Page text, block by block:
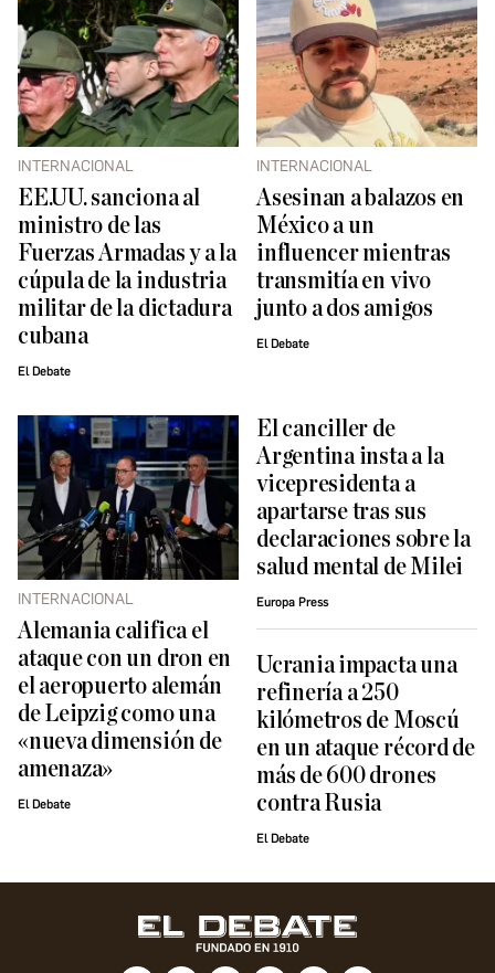
INTERNACIONAL
EE.UU. sanciona al
ministro de las
Fuerzas Armadas y a la
cúpula de la industria
militar de la dictadura
cubana
El Debate
INTERNACIONAL
Asesinan a balazos en
México a un
influencer mientras
transmitía en vivo
junto a dos amigos
El Debate
INTERNACIONAL
Alemania califica el
ataque con un dron en
el aeropuerto alemán
de Leipzig como una
«nueva dimensión de
amenaza»
El Debate
El canciller de
Argentina insta a la
vicepresidenta a
apartarse tras sus
declaraciones sobre la
salud mental de Milei
Europa Press
Ucrania impacta una
refinería a 250
kilómetros de Moscú
en un ataque récord de
más de 600 drones
contra Rusia
El Debate